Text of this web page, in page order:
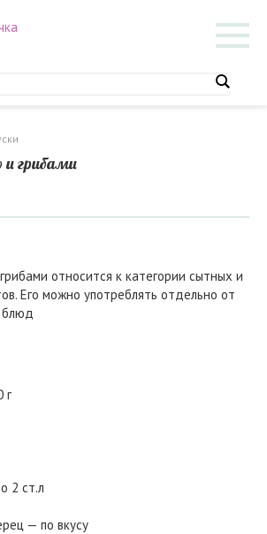
и грибами
относится к категории сытных и
Его можно употреблять отдельно от
блюд
г
2 ст.л
— по вкусу